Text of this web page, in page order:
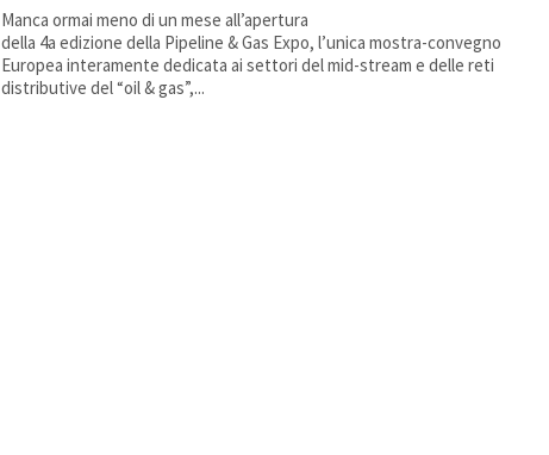
Manca ormai meno di un mese all’apertura
della 4a edizione della Pipeline & Gas Expo, l’unica mostra-convegno
Europea interamente dedicata ai settori del mid-stream e delle reti
distributive del “oil & gas”,...